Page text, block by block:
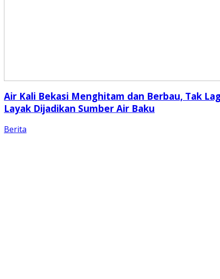
Air Kali Bekasi Menghitam dan Berbau, Tak
Layak Dijadikan Sumber Air Baku
Berita